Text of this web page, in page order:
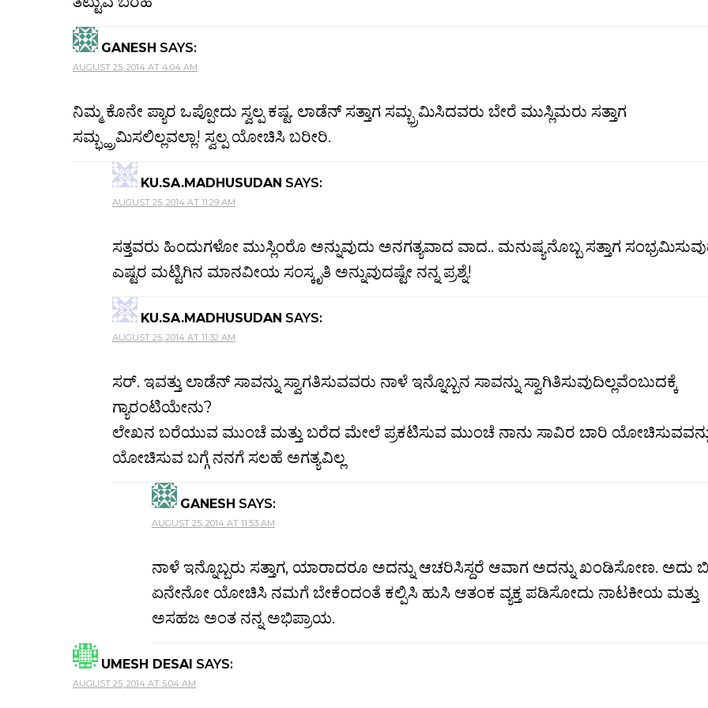
GANESH SAYS:
AUGUST 25, 2014 AT 4:04 AM
ನಿಮ್ಮ ಕೊನೇ ಪ್ಯಾರ ಒಪ್ಪೋದು ಸ್ವಲ್ಪ ಕಷ್ಟ. ಲಾಡೆನ್ ಸತ್ತಾಗ ಸಮ್ಭ್ರಮಿಸಿದವರು ಬೇರೆ ಮುಸ್ಲಿಮರು ಸತ್ತಾಗ
ಸಮ್ಭ್ಹ್ರಮಿಸಲಿಲ್ಲವಲ್ಲಾ! ಸ್ವಲ್ಪ ಯೋಚಿಸಿ ಬರೀರಿ.
KU.SA.MADHUSUDAN SAYS:
AUGUST 25, 2014 AT 11:29 AM
ಸತ್ತವರು ಹಿಂದುಗಳೋ ಮುಸ್ಲಿಂರೊ ಅನ್ನುವುದು ಅನಗತ್ಯವಾದ ವಾದ.. ಮನುಷ್ಯನೊಬ್ಬ ಸತ್ತಾಗ
ಎಷ್ಟರ ಮಟ್ಟಿಗಿನ ಮಾನವೀಯ ಸಂಸ್ಕೃತಿ ಅನ್ನುವುದಷ್ಟೇ ನನ್ನ ಪ್ರಶ್ನೆ!
KU.SA.MADHUSUDAN SAYS:
AUGUST 25, 2014 AT 11:32 AM
ಸರ್. ಇವತ್ತು ಲಾಡೆನ್ ಸಾವನ್ನು ಸ್ವಾಗತಿಸುವವರು ನಾಳೆ ಇನ್ನೊಬ್ಬನ ಸಾವನ್ನು ಸ್ವಾಗಿತಿಸುವುದಿಲ್ಲವೆಂಬುದಕ್ಕೆ
ಗ್ಯಾರಂಟಿಯೇನು?
ಲೇಖನ ಬರೆಯುವ ಮುಂಚೆ ಮತ್ತು ಬರೆದ ಮೇಲೆ ಪ್ರಕಟಿಸುವ ಮುಂಚೆ ನಾನು ಸಾವಿರ ಬಾರಿ
ಯೋಚಿಸುವ ಬಗ್ಗೆ ನನಗೆ ಸಲಹೆ ಅಗತ್ಯವಿಲ್ಲ
GANESH SAYS:
AUGUST 25, 2014 AT 11:53 AM
ನಾಳೆ ಇನ್ನೊಬ್ಬರು ಸತ್ತಾಗ, ಯಾರಾದರೂ ಅದನ್ನು ಆಚರಿಸಿಸ್ದರೆ ಆವಾಗ ಅದನ್ನು ಖಂಡಿಸೋಣ. ಅದು
ಏನೇನೋ ಯೋಚಿಸಿ ನಮಗೆ ಬೇಕೆಂದಂತೆ ಕಲ್ಪಿಸಿ ಹುಸಿ ಆತಂಕ ವ್ಯಕ್ತ ಪಡಿಸೋದು ನಾಟಕೀಯ ಮತ್ತು
ಅಸಹಜ ಅಂತ ನನ್ನ ಅಭಿಪ್ರಾಯ.
UMESH DESAI SAYS:
AUGUST 25, 2014 AT 5:04 AM